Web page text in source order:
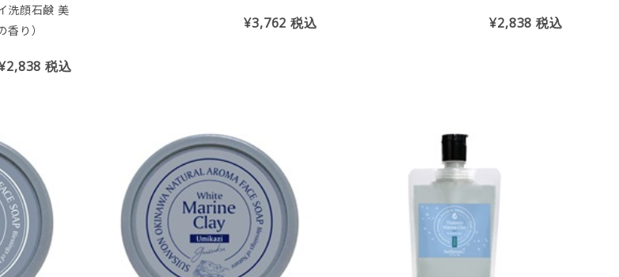
洗顔石鹸 美
り）
税込
¥3,762税込 ¥2,838税込